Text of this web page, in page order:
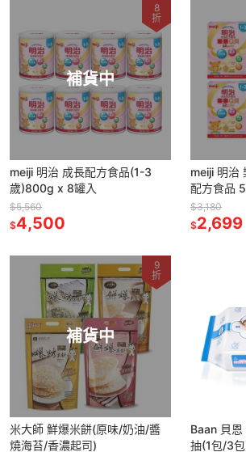
補貨中
8
折
meiji 明治 成長配方食品(1-3
歲)800g x 8罐入
$5,560
$4,500
meiji 明治
配方食品
$3,180
$2,699
補貨中
9
折
米大師 鮮爆米餅(原味/奶油/醬
燒海苔/香濃起司)
Baan 貝
抽(1包/3